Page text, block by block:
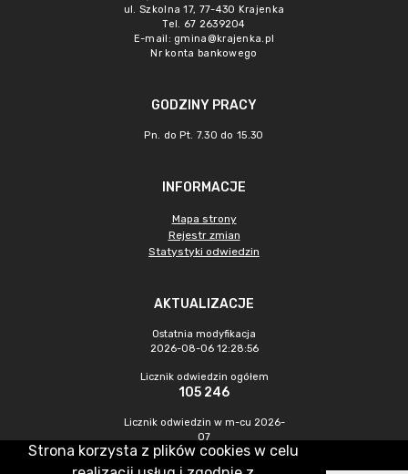
ul. Szkolna 17, 77-430 Krajenka
Tel. 67 2639204
E-mail: gmina@krajenka.pl
Nr konta bankowego
GODZINY PRACY
Pn. do Pt. 7.30 do 15.30
INFORMACJE
Mapa strony
Rejestr zmian
Statystyki odwiedzin
AKTUALIZACJE
Ostatnia modyfikacja
2026-08-06 12:28:56
Licznik odwiedzin ogółem
105 246
Licznik odwiedzin w m-cu 2026-
07
622
Strona korzysta z plików cookies w celu